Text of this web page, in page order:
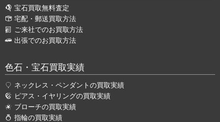
宝石買取無料査定
宅配・郵送買取方法
ご来社でのお買取方法
出張でのお買取方法
色石・宝石買取実績
ネックレス・ペンダントの買取実績
ピアス・イヤリングの買取実績
ブローチの買取実績
指輪の買取実績